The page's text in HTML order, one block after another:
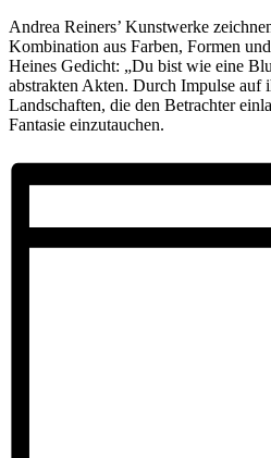
Andrea Reiners’ Kunstwerke
Kombination aus Farben, Formen
Heines Gedicht: „Du bist wie eine
abstrakten Akten. Durch Impulse auf
Landschaften, die den Betrachter
Fantasie einzutauchen.